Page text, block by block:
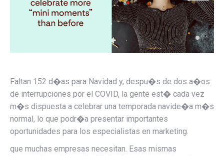
Faltan 152 d�as para Navidad y, despu�s de dos a�os
de interrupciones por el COVID, la gente est� cada vez
m�s dispuesta a celebrar una temporada navide�a m�s
normal, lo que podr�a presentar importantes
oportunidades para los especialistas en marketing.
que muchas empresas necesitan. Esas mismas